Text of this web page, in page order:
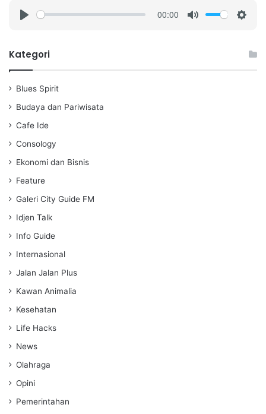
a
00:00
Kategori
Blues Spirit
Budaya dan Pariwisata
Cafe Ide
Consology
Ekonomi dan Bisnis
Feature
Galeri City Guide FM
Idjen Talk
Info Guide
Internasional
Jalan Jalan Plus
Kawan Animalia
Kesehatan
Life Hacks
News
Olahraga
Opini
Pemerintahan